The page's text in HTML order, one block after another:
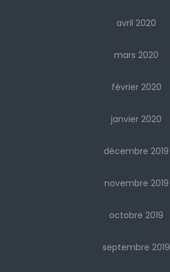
avril 2020
mars 2020
février 2020
janvier 2020
décembre 2019
novembre 2019
octobre 2019
septembre 2019